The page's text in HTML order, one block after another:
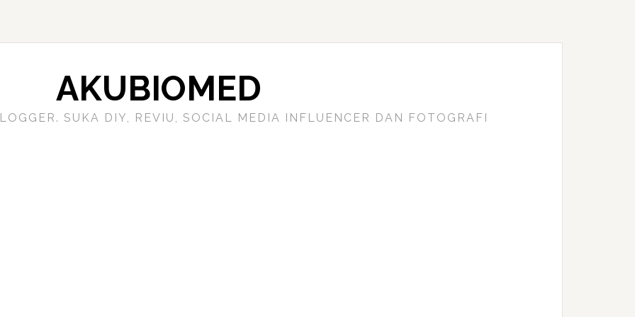
AKUBIOMED
SUKA DIY, REVIU, SOCIAL MEDIA INFLUENCER DAN FOTOGRAFI